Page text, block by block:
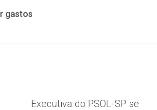
gastos
Executiva do PSOL-SP se